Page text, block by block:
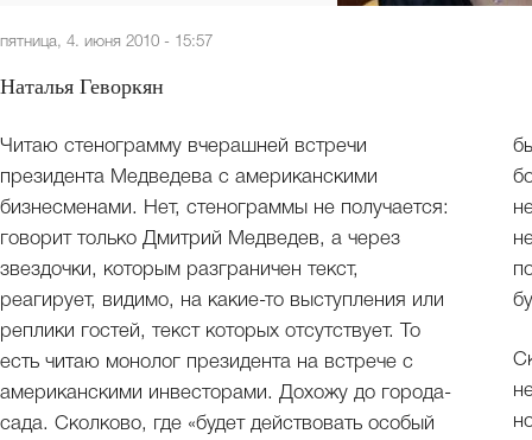
пятница, 4. июня 2010 - 15:57
Наталья Геворкян
Читаю стенограмму вчерашней встречи
президента Медведева с американскими
бизнесменами. Нет, стенограммы не получается:
говорит только Дмитрий Медведев, а через
звездочки, которым разграничен текст,
реагирует, видимо, на какие-то выступления или
реплики гостей, текст которых отсутствует. То
есть читаю монолог президента на встрече с
американскими инвесторами. Дохожу до города-
сада. Сколково, где «будет действовать особый